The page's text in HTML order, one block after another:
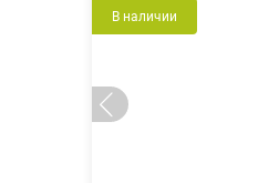
В наличии